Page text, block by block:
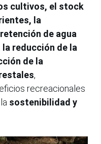
cultivos, el stock
la
de agua
reducción de la
de la
,
recreacionales
sostenibilidad y